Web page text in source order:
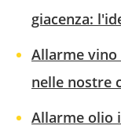
giacenza:
Allarme vino
nelle nostre
Allarme olio